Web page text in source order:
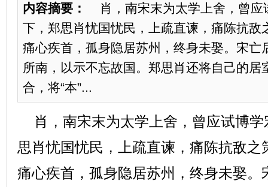
内容摘要：
肖，南宋末为太学上舍，曾应
下，郑思肖忧国忧民，上疏直谏，痛陈抗敌
痛心疾首，孤身隐居苏州，终身未娶。宋亡
所南，以示不忘故国。郑思肖还将自己的居
合，将“本”...
肖，南宋末为太学上舍，曾应试博学
思肖忧国忧民，上疏直谏，痛陈抗敌之
痛心疾首，孤身隐居苏州，终身未娶。